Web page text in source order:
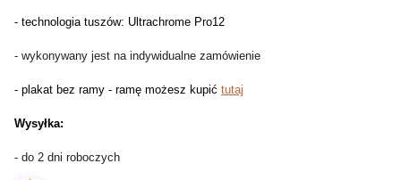
- technologia tuszów: Ultrachrome Pro12
- wykonywany jest na indywidualne zamówienie
- plakat bez ramy - ramę możesz kupić tutaj
Wysyłka:
- do 2 dni roboczych